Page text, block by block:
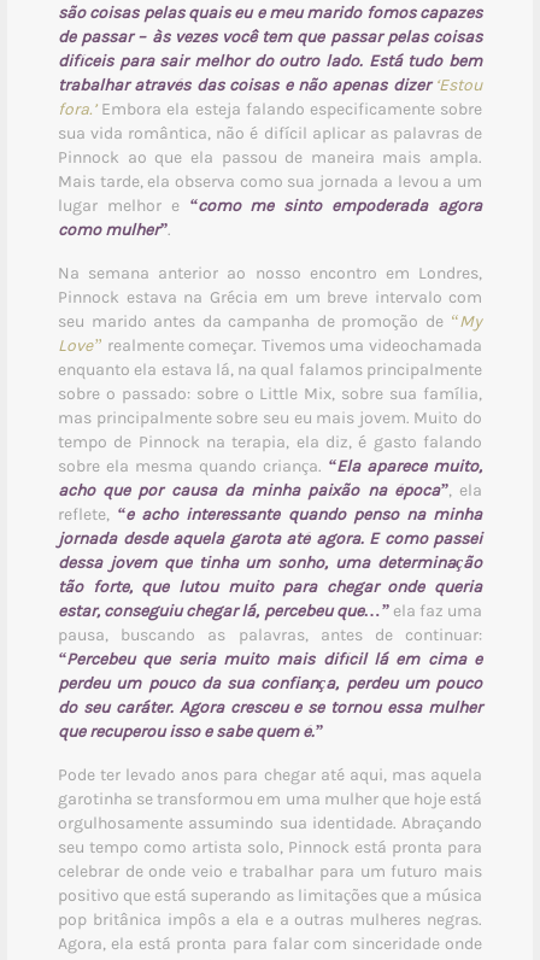
são coisas pelas quais eu e meu marido fomos capazes
de passar – às vezes você tem que passar pelas coisas
difíceis para sair melhor do outro lado. Está tudo bem
trabalhar através das coisas e não apenas dizer‘Estou
fora.’ Embora ela esteja falando especificamente sobre
sua vida romântica, não é difícil aplicar as palavras de
Pinnock ao que ela passou de maneira mais ampla.
Mais tarde, ela observa como sua jornada a levou a um
lugar melhor e “como me sinto empoderada agora
como mulher”.
Na semana anterior ao nosso encontro em Londres,
Pinnock estava na Grécia em um breve intervalo com
seu marido antes da campanha de promoção de “My
Love” realmente começar. Tivemos uma videochamada
enquanto ela estava lá, na qual falamos principalmente
sobre o passado: sobre o Little Mix, sobre sua família,
mas principalmente sobre seu eu mais jovem. Muito do
tempo de Pinnock na terapia, ela diz, é gasto falando
sobre ela mesma quando criança. “Ela aparece muito,
acho que por causa da minha paixão na época”, ela
reflete, “e acho interessante quando penso na minha
jornada desde aquela garota até agora. E como passei
dessa jovem que tinha um sonho, uma determinação
tão forte, que lutou muito para chegar onde queria
estar, conseguiu chegar lá, percebeu que…”ela faz uma
pausa, buscando as palavras, antes de continuar:
“Percebeu que seria muito mais difícil lá em cima e
perdeu um pouco da sua confiança, perdeu um pouco
do seu caráter. Agora cresceu e se tornou essa mulher
que recuperou isso e sabe quem é.”
Pode ter levado anos para chegar até aqui, mas aquela
garotinha se transformou em uma mulher que hoje está
orgulhosamente assumindo sua identidade. Abraçando
seu tempo como artista solo, Pinnock está pronta para
celebrar de onde veio e trabalhar para um futuro mais
positivo que está superando as limitações que a música
pop britânica impôs a ela e a outras mulheres negras.
Agora, ela está pronta para falar com sinceridade onde